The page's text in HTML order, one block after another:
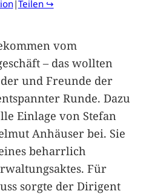
|Teilen ↪
vom
– das wollten
und Freunde der
Runde. Dazu
Einlage von Stefan
Anhäuser bei. Sie
beharrlich
Für
sorgte der Dirigent